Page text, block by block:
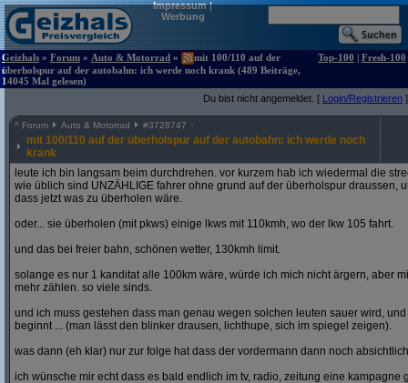
Impressum|
Werbung
Geizhals » Forum » Auto & Motorrad »
mit 100/110 auf der
überholspur auf der autobahn: ich werde noch krank (489 Beiträge,
14045 Mal gelesen)
Top-100 | Fresh-100
Du bist nicht angemeldet. [ Login/Registrieren ]
^ Forum Auto & Motorrad #3728747
mit 100/110 auf der überholspur auf der autobahn: ich werde noch
krank
leute ich bin langsam beim durchdrehen. vor kurzem hab ich wiedermal die
wie üblich sind UNZÄHLIGE fahrer ohne grund auf der überholspur draussen,
dass jetzt was zu überholen wäre.
oder... sie überholen (mit pkws) einige lkws mit 110kmh, wo der lkw 105 fahrt.
und das bei freier bahn, schönen wetter, 130kmh limit.
solange es nur 1 kanditat alle 100km wäre, würde ich mich nicht ärgern, aber
mehr zählen. so viele sinds.
und ich muss gestehen dass man genau wegen solchen leuten sauer wird,
beginnt ... (man lässt den blinker drausen, lichthupe, sich im spiegel zeigen).
was dann (eh klar) nur zur folge hat dass der vordermann dann noch
ich wünsche mir echt dass es bald endlich im tv, radio, zeitung eine kampagne